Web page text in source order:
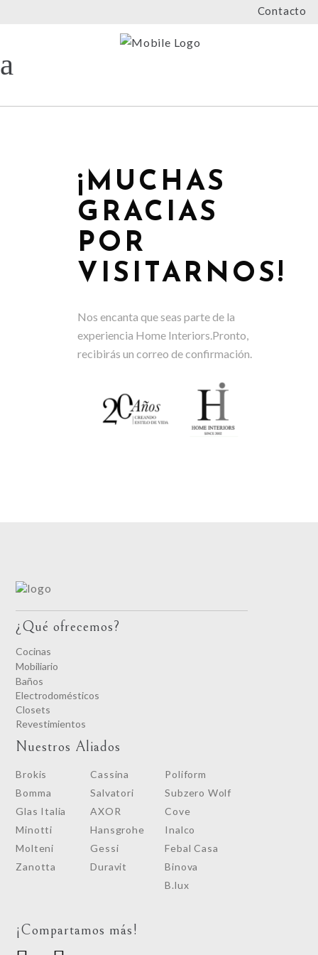
Contacto
¡MUCHAS
GRACIAS
POR
VISITARNOS!
Nos encanta que seas parte de la
experiencia Home Interiors.Pronto,
recibirás un correo de confirmación.
¿Qué ofrecemos?
Cocinas
Mobiliario
Baños
Electrodomésticos
Closets
Revestimientos
Nuestros Aliados
Brokis
Bomma
Glas Italia
Minotti
Molteni
Zanotta
Cassina
Salvatori
AXOR
Hansgrohe
Gessi
Duravit
Poliform
Subzero Wolf
Cove
Inalco
Febal Casa
Binova
B.lux
¡Compartamos más!